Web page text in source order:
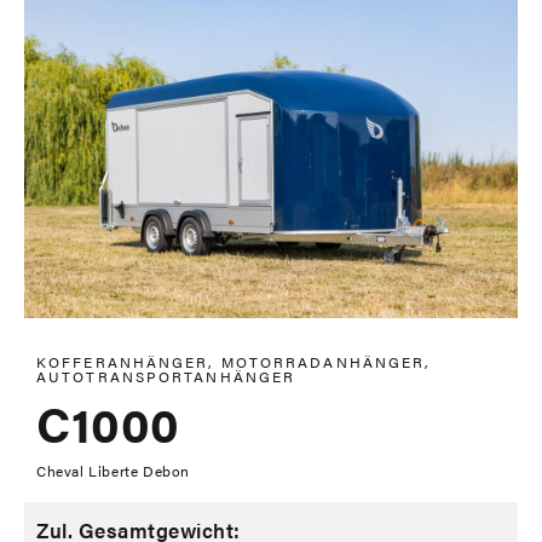
KOFFERANHÄNGER, MOTORRADANHÄNGER,
AUTOTRANSPORTANHÄNGER
C1000
Cheval Liberte Debon
Zul. Gesamtgewicht: